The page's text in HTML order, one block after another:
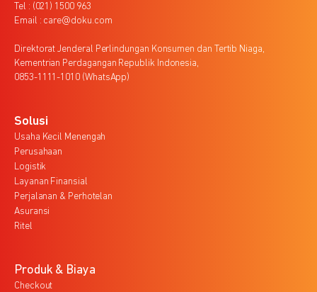
Tel : (021) 1500 963
Email : care@doku.com
Direktorat Jenderal Perlindungan Konsumen dan Tertib Niaga,
Kementrian Perdagangan Republik Indonesia,
0853-1111-1010 (WhatsApp)
Solusi
Usaha Kecil Menengah
Perusahaan
Logistik
Layanan Finansial
Perjalanan & Perhotelan
Asuransi
Ritel
Produk & Biaya
Checkout